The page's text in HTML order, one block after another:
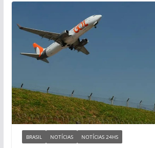
BRASIL NOTÍCIAS NOTÍCIAS 24HS